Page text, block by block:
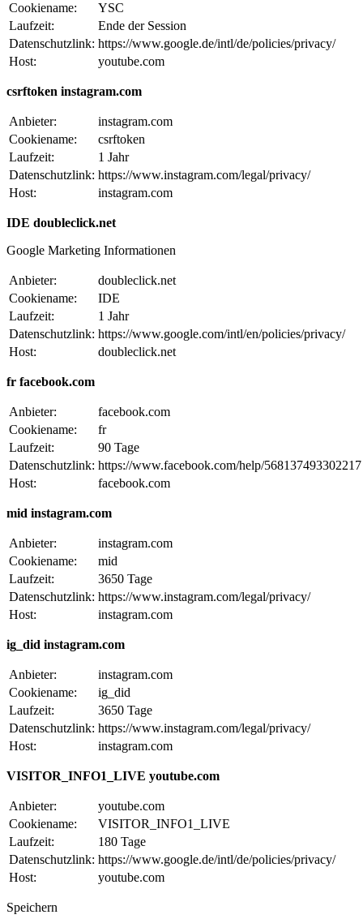
Cookiename:
YSC
Laufzeit:
Ende der Session
Datenschutzlink: https://www.google.de/intl/de/policies/privacy/
Host:
youtube.com
csrftoken instagram.com
Anbieter:
instagram.com
Cookiename:
csrftoken
Laufzeit:
1 Jahr
Datenschutzlink: https://www.instagram.com/legal/privacy/
Host:
instagram.com
IDE doubleclick.net
Google Marketing Informationen
Anbieter:
doubleclick.net
Cookiename:
IDE
Laufzeit:
1 Jahr
Datenschutzlink: https://www.google.com/intl/en/policies/privacy/
Host:
doubleclick.net
fr facebook.com
Anbieter:
facebook.com
Cookiename:
fr
Laufzeit:
90 Tage
Datenschutzlink: https://www.facebook.com/help/568137493302217
Host:
facebook.com
mid instagram.com
Anbieter:
instagram.com
Cookiename:
mid
Laufzeit:
3650 Tage
Datenschutzlink: https://www.instagram.com/legal/privacy/
Host:
instagram.com
ig_did instagram.com
Anbieter:
instagram.com
Cookiename:
ig_did
Laufzeit:
3650 Tage
Datenschutzlink: https://www.instagram.com/legal/privacy/
Host:
instagram.com
VISITOR_INFO1_LIVE youtube.com
Anbieter:
youtube.com
Cookiename:
VISITOR_INFO1_LIVE
Laufzeit:
180 Tage
Datenschutzlink: https://www.google.de/intl/de/policies/privacy/
Host:
youtube.com
Speichern